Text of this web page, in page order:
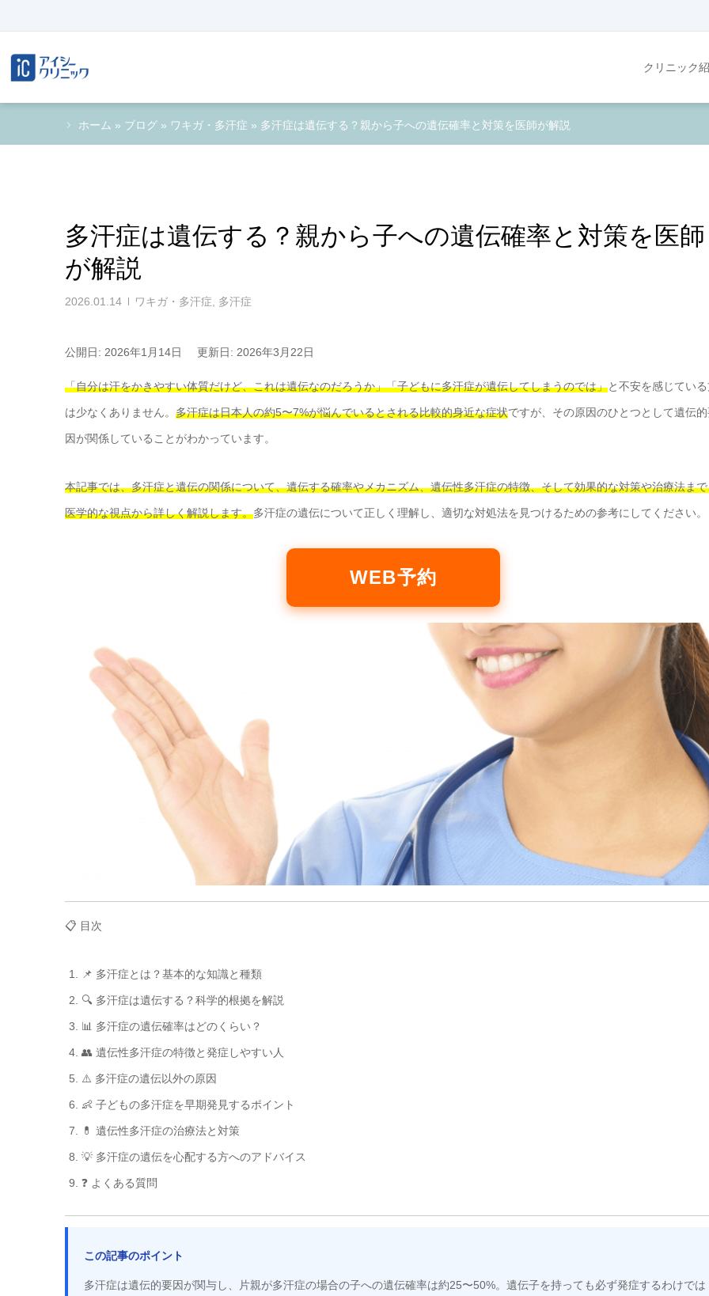
クリニック
ホーム » ブログ » ワキガ・多汗症 » 多汗症は遺伝する？親から子への遺伝確率と対策を医師が解説
多汗症は遺伝する？親から子への遺伝確率と対策を医師
が解説
2026.01.14 ワキガ・多汗症 多汗症
公開日: 2026年1月14日 更新日: 2026年3月22日
「自分は汗をかきやすい体質だけど、これは遺伝なのだろうか」「子どもに多汗症が遺伝してしまうのでは」と不安を感じてい
は少なくありません。 多汗症は日本人の約5〜7%が悩んでいるとされる比較的身近な症状ですが、その原因のひとつとして遺伝
因が関係していることがわかっています。
本記事では、多汗症と遺伝の関係について、遺伝する確率やメカニズム、遺伝性多汗症の特徴、そして効果的な対策や治療法ま
医学的な視点から詳しく解説します。多汗症の遺伝について正しく理解し、適切な対処法を見つけるための参考にしてください。
WEB予約
📋 目次
📌 多汗症とは？基本的な知識と種類
🔍 多汗症は遺伝する？科学的根拠を解説
📊 多汗症の遺伝確率はどのくらい？
👥 遺伝性多汗症の特徴と発症しやすい人
⚠️ 多汗症の遺伝以外の原因
👶 子どもの多汗症を早期発見するポイント
💊 遺伝性多汗症の治療法と対策
💡 多汗症の遺伝を心配する方へのアドバイス
❓ よくある質問
この記事のポイント
多汗症は遺伝的要因が関与し、片親が多汗症の場合の子への遺伝確率は約25〜50%。遺伝子を持っても必ず発症するわけでは